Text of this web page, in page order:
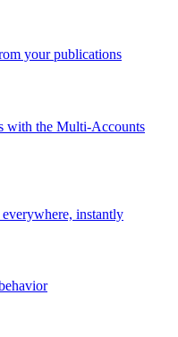
your publications
with the Multi-Accounts
instantly